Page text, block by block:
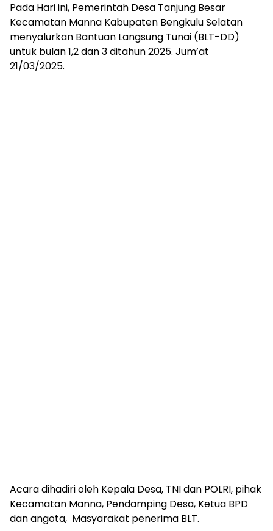
Pada Hari ini, Pemerintah Desa Tanjung Besar
Kecamatan Manna Kabupaten Bengkulu Selatan
menyalurkan Bantuan Langsung Tunai (BLT-DD)
untuk bulan 1,2 dan 3 ditahun 2025. Jum’at
21/03/2025.
Acara dihadiri oleh Kepala Desa, TNI dan POLRI, pihak
Kecamatan Manna, Pendamping Desa, Ketua BPD
dan angota, Masyarakat penerima BLT.